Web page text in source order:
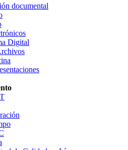
documental
Digital